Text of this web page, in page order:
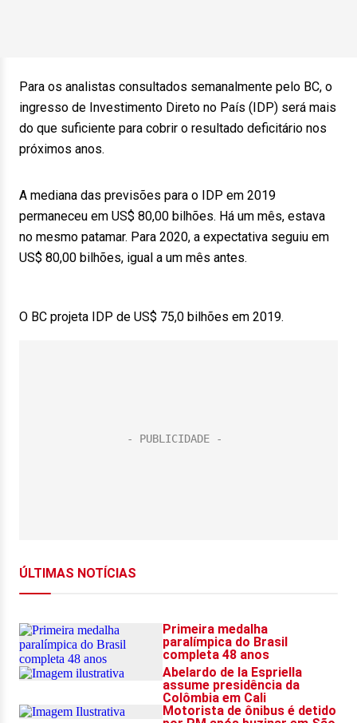
Para os analistas consultados semanalmente pelo BC, o
ingresso de Investimento Direto no País (IDP) será mais
do que suficiente para cobrir o resultado deficitário nos
próximos anos.
A mediana das previsões para o IDP em 2019
permaneceu em US$ 80,00 bilhões. Há um mês, estava
no mesmo patamar. Para 2020, a expectativa seguiu em
US$ 80,00 bilhões, igual a um mês antes.
O BC projeta IDP de US$ 75,0 bilhões em 2019.